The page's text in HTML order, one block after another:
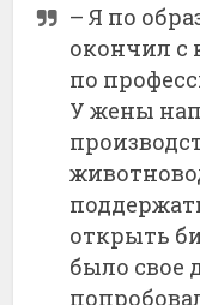
– Я по
окончил
по
У жены
открыть
было свое